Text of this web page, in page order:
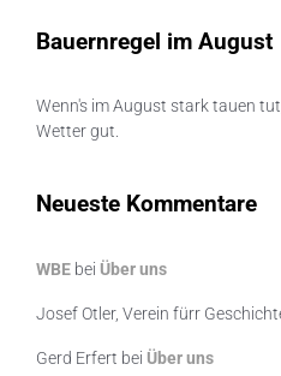
Bauernregel im August
Wenn's im August stark tauen
Wetter gut.
Neueste Kommentare
WBE bei Über uns
Josef Otler, Verein fürr
Gerd Erfert bei Über uns